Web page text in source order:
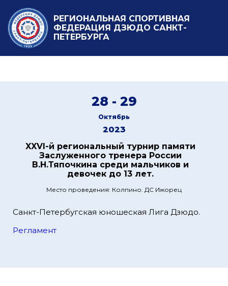
РЕГИОНАЛЬНАЯ СПОРТИВНАЯ
ФЕДЕРАЦИЯ ДЗЮДО САНКТ-
ПЕТЕРБУРГА
28 - 29
Октябрь
2023
XXVI-й региональный турнир памяти
Заслуженного тренера России
В.Н.Тяпочкина среди мальчиков и
девочек до 13 лет.
Место проведения: Колпино. ДС Ижорец
Санкт-Петербугская юношеская Лига Дзюдо.
Регламент